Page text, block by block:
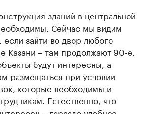
зданий в центральной
Сейчас мы видим
если зайти во двор любого
Казани – там продолжают 90-е.
будут интересны, а
размещаться при условии
которые необходимы и
Естественно, что